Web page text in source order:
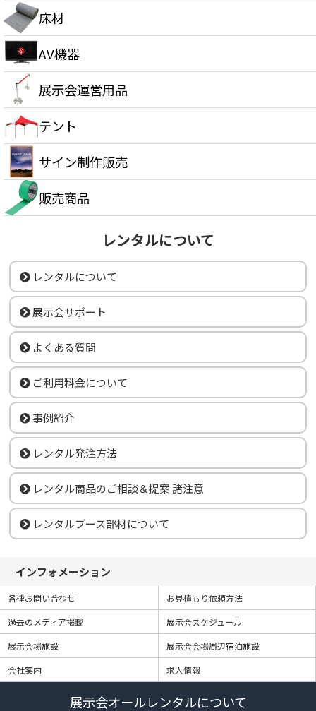
床材
AV機器
展示会運営用品
テント
サイン制作販売
販売商品
レンタルについて
レンタルについて
展示会サポート
よくある質問
ご利用料金について
事例紹介
レンタル発注方法
レンタル商品のご相談＆提案 諸注意
レンタルブース部材について
インフォメーション
各種お問い合わせ
お見積もり依頼方法
過去のメディア掲載
展示会スケジュール
展示会場施設
展示会会場周辺宿泊施設
会社案内
求人情報
展示会オールレンタルについて